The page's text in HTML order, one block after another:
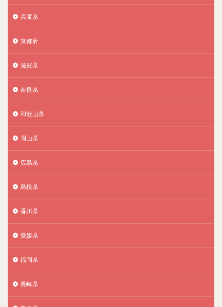
兵庫県
京都府
滋賀県
奈良県
和歌山県
岡山県
広島県
島根県
香川県
愛媛県
福岡県
長崎県